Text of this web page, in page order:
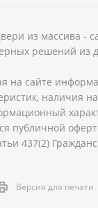
из массива -
решений из
на сайте
наличия
публичной
437(2)
Версия для печати